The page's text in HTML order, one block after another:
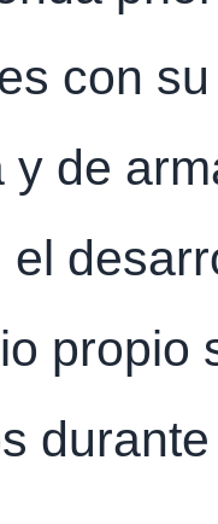
con
y de
el
propio